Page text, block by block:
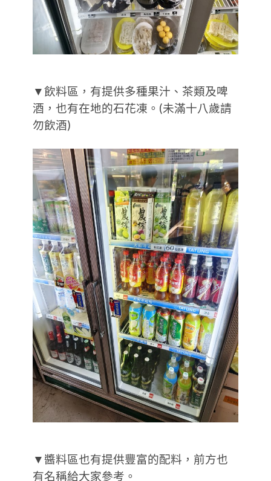
▼飲料區，有提供多種果汁、茶類及啤
酒，也有在地的石花凍。(未滿十八歲請
勿飲酒)
▼醬料區也有提供豐富的配料，前方也
有名稱給大家參考。